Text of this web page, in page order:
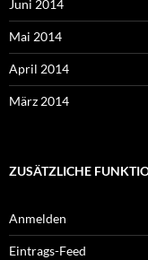
Juni 2014
Mai 2014
April 2014
März 2014
ZUSÄTZLICHE
Anmelden
Eintrags-Feed